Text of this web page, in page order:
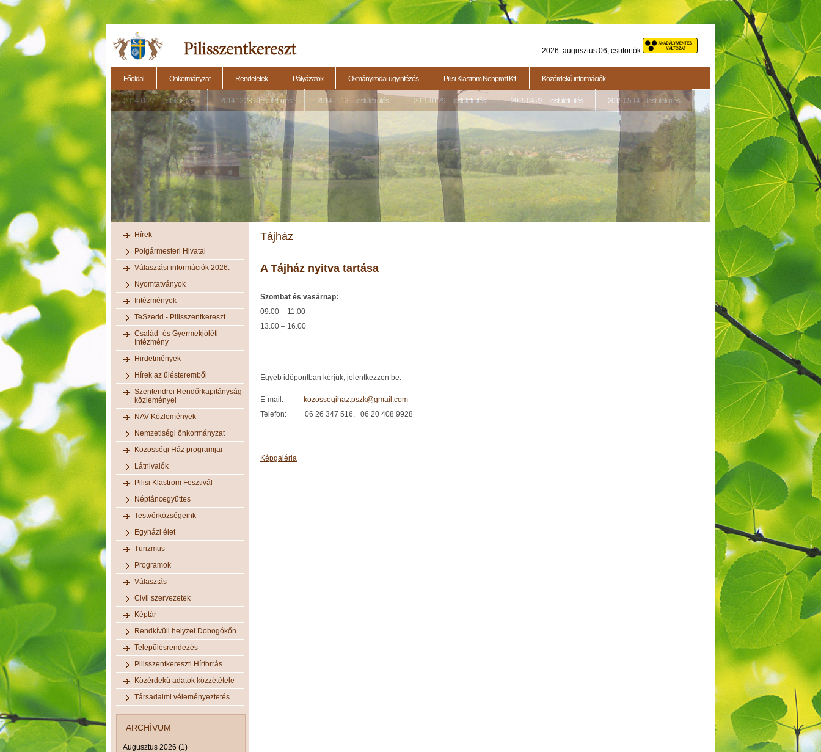
2026. augusztus 06, csütörtök
Főoldal Önkormányzat Rendeletek Pályázatok Okmányirodai ügyintézés Pilisi Klastrom Nonprofit Kft. Közérdekű információk
2014.11.27. - Testületi ülés 2014.12.28. - Testületi ülés 2014.11.13. - Testületi ülés 2015.01.29. - Testületi ülés 2015.04.23. - Testületi ülés 2015.05.14. - Testületi ülés
Hírek
Polgármesteri Hivatal
Választási információk 2026.
Nyomtatványok
Intézmények
TeSzedd - Pilisszentkereszt
Család- és Gyermekjóléti
Intézmény
Hirdetmények
Hírek az ülésteremből
Szentendrei Rendőrkapitányság
közleményei
NAV Közlemények
Nemzetiségi önkormányzat
Közösségi Ház programjai
Látnivalók
Pilisi Klastrom Fesztivál
Néptáncegyüttes
Testvérközségeink
Egyházi élet
Turizmus
Programok
Választás
Civil szervezetek
Képtár
Rendkívüli helyzet Dobogókőn
Településrendezés
Pilisszentkereszti Hírforrás
Közérdekű adatok közzététele
Társadalmi véleményeztetés
ARCHÍVUM
Augusztus 2026 (1)
Tájház
A Tájház nyitva tartása
Szombat és vasárnap:
09.00 – 11.00
13.00 – 16.00
Egyéb időpontban kérjük, jelentkezzen be:
E-mail: kozossegihaz.pszk@gmail.com
Telefon: 06 26 347 516, 06 20 408 9928
Képgaléria